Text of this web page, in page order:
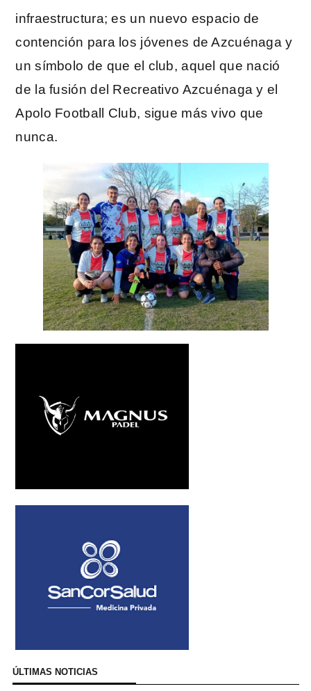
infraestructura; es un nuevo espacio de
contención para los jóvenes de Azcuénaga y
un símbolo de que el club, aquel que nació
de la fusión del Recreativo Azcuénaga y el
Apolo Football Club, sigue más vivo que
nunca.
ÚLTIMAS NOTICIAS